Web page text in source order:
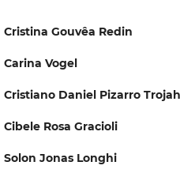
Cristina Gouvêa Redin
Carina Vogel
Cristiano Daniel Pizarro
Cibele Rosa Gracioli
Solon Jonas Longhi